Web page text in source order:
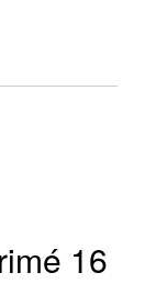
16